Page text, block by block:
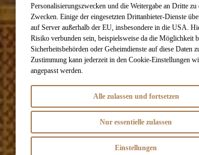
Personalisierungszwecken und die Weitergabe an Dritte zu
Zwecken. Einige der eingesetzten Drittanbieter-Dienste
auf Server außerhalb der EU, insbesondere in die USA.
Risiko verbunden sein, beispielsweise da die Möglichkeit
Sicherheitsbehörden oder Geheimdienste auf diese Daten
Zustimmung kann jederzeit in den Cookie-Einstellungen
angepasst werden.
Alle zulassen und fortsetzen
Nur essentielle zulassen
Einstellungen